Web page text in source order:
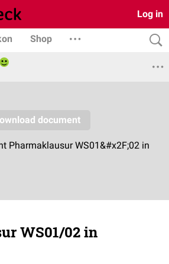
Log in
Shop
WS01/02 in